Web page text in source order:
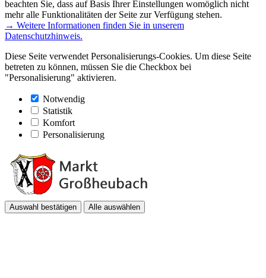
beachten Sie, dass auf Basis Ihrer Einstellungen womöglich nicht
mehr alle Funktionalitäten der Seite zur Verfügung stehen.
→ Weitere Informationen finden Sie in unserem
Datenschutzhinweis.
Diese Seite verwendet Personalisierungs-Cookies. Um diese Seite
betreten zu können, müssen Sie die Checkbox bei
"Personalisierung" aktivieren.
Notwendig
Statistik
Komfort
Personalisierung
Auswahl bestätigen Alle auswählen